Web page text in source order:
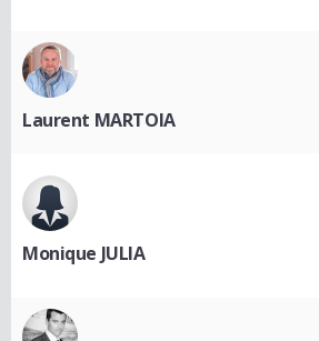
Laurent MARTOIA
Monique JULIA